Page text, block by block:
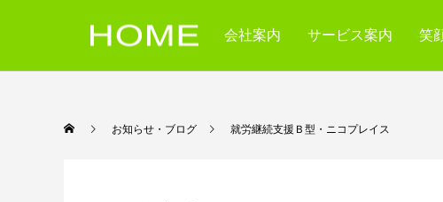
会社案内 サービス案内 笑
お知らせ・ブログ 就労継続支援Ｂ型・ニコプレイ